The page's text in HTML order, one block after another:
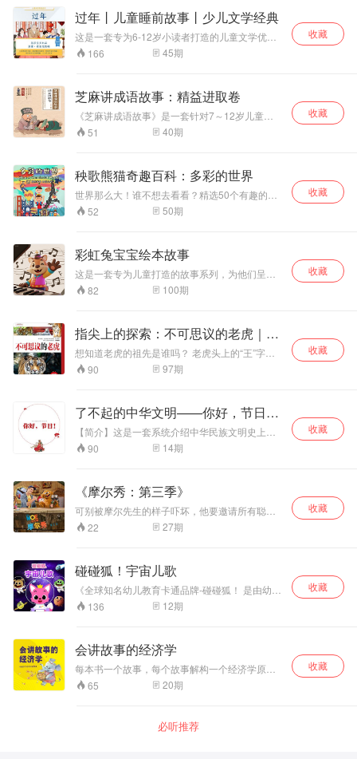
玩具…… 妮妮都能
从日常生活或者学
校中学习到不同的
知识，并以欢快的
歌声来叙述着每一
趣的旋律与互动
中，她和家人、动
物朋友一起，把吃
饭、玩耍、学习的
的音乐冒险。
当用户的不便导致
手机世界的危机，
只要是应用程序出
现问题，新特工奚
佳佳和罗炳就会被
行任务。当他们在
执行任务的时候，
会以各自的方式处
理问题。特工奚佳
则靠自我直觉和本
能。但有时候，他
们俩又会协同合作
去解决这些问题。
题，便是他们开始
保护智能手机世界
安全的职责。
的温暖和珍贵，并
通过动画片特有的
幻想和夸张手法，
讲述了一个让观众
动物的习性，保护动物，珍惜动物。而本书由
《大漠鸵鸟王》、《星宿海上的野牦牛》、《被
打败的鸵鸟王》三个故事组成。 大漠中一个鸵鸟
王的诞生和死亡会历经哪些机会和磨难？ 星宿海
边的野牦牛在成长过程中有怎样的烦恼和危险？
是“狗熊”？ 通过这些故事，我们能了解鸵鸟和牦
牛这两个族群的生活习性、成长方式、繁衍特
点，也能从中感受到动物界那些感人至深的情
感、责任与担当。
过年丨儿童睡前故事丨少儿文学经典
这是一套专为6-12岁小读者打造的儿童文学优秀
选本，是一套引领孩子热爱阅读、感受儿童文学
魅力的经典读物，是能够伴随孩子成长、抚慰孩
最为活跃和杰出的儿童文学作家作品，这些充满
生活气息和童趣的作品多反映孩童的独特成长经
历，给人以深刻而丰富的情愫感染、审美享受和
思想启迪。本书选取了著名儿童文学作家梅子涵
老师的经典作品。作品充满了浓厚的传统文化韵
的真实写照，也有对生活的美好憧憬，带给新时
代少年儿童正确的人生观。
166 45期
收藏
芝麻讲成语故事：精益进取卷
《芝麻讲成语故事》是一套针对7～12岁儿童量
身打造的集故事性、互动性、趣味性和实用性于
一体的儿童国学读本。该套图书共10册，每册一
盖了中小学生应掌握的成语及其他常用成语。该
套图书内容丰富、特色鲜明。每一个成语背后都
有一个精彩生动的故事，体现了古代人民的生
活、精神和智慧。通过这些故事我们能更好地理
解成语的寓意和来历，从而在学习和生活中得心
51 40期
收藏
秧歌熊猫奇趣百科：多彩的世界
世界那么大！谁不想去看看？精选50个有趣的国
别地理故事，激发孩子们探索世界的好奇心！情
景式儿童剧寓教于乐，生动活泼的介绍多个国家
视野，也让他们听得轻松又有趣。
52 50期
收藏
彩虹兔宝宝绘本故事
这是一套专为儿童打造的故事系列，为他们呈现
出一个个精彩的故事天地。
82 100期
收藏
指尖上的探索：不可思议的老虎｜自
然百科｜奇妙动物
想知道老虎的祖先是谁吗？ 老虎头上的“王”字是
谁写的？ 老虎和猫咪真的是亲戚吗？ 老虎会爬树
吗？ 老虎是怎么繁衍和进化的吗？ 让我们一起来
称“森林之王”。 本书针对青少年读者设计，图文
并茂地介绍了虎从野外走到人类身边、老虎的身
体特征、老虎的生活习性、各种各样的老虎以及
老虎的亲属五部分内容。
90 97期
收藏
了不起的中华文明——你好，节日！
（第二季）
【简介】这是一套系统介绍中华民族文明史上十
大类可以称之为“了不起”的内容的图书。包含文
学、艺术、神话、政治、习俗、技术等方面，既
期的趣味知识点。内容拒绝说教，更具人文关怀
和历史眼光，结构丰富立体、系统性强，语言符
合儿童理解能力，浅显易懂。其中出现的趣味问
答，更是给小读者提供了独立思考的空间。浓浓
中国风配图，尽显中华美学传承，意境上乘，对
主题内容。 与大部分国学启蒙图书对比，更加好
读，更有趣味，更注重阅读收效；与有声诵读类
图书对比，更多解释文化来源、脉络、体系，分
析具体文化内核，解析代表人物、著作等，更关
更美观、更具艺术性。 【优势】国家新闻出版署
优秀青少年读物出版工程优秀作品——蒙曼教授
主编并序，专业准确，值得信赖；符合儿童理解
能力，划分条目，条理清楚；内容中精心设置开
90 14期
收藏
《摩尔秀：第三季》
可别被摩尔先生的样子吓坏，他要邀请所有聪明
勇敢的小朋友，去新西兰的森林小木屋里听神奇
的探险故事呢！摩尔为探险中的谜题伤透了脑
索，而线索就藏在身边。聪明勇敢的小朋友们，
快来找出相关的英文单词，帮摩尔先生解决困难
吧
22 27期
收藏
碰碰狐！宇宙儿歌
《全球知名幼儿教育卡通品牌-碰碰狐！ 是由幼儿
教育专家们制作并值得信赖的儿歌和童话！ 神奇
的宇宙会是怎么样的世界呢？ 和碰碰狐一起去神
行星又有什么特点呢？ 一起来和碰碰狐唱儿歌涨
知识，了解每个行星特征和常识吧！
136 12期
收藏
会讲故事的经济学
每本书一个故事，每个故事解构一个经济学原
理，好玩有趣不怕孩子看不懂。通过故事化的案
例和通俗的理论，从无到有模拟了现代经济社会
65 20期
收藏
必听推荐